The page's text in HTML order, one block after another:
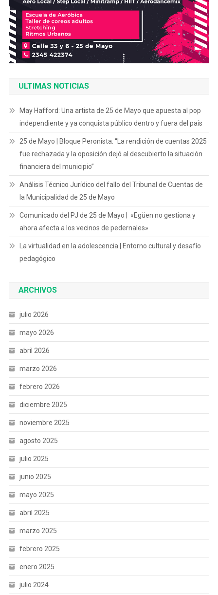
ULTIMAS NOTICIAS
May Hafford: Una artista de 25 de Mayo que apuesta al pop
independiente y ya conquista público dentro y fuera del país
25 de Mayo | Bloque Peronista: “La rendición de cuentas 2025
fue rechazada y la oposición dejó al descubierto la situación
financiera del municipio”
Análisis Técnico Jurídico del fallo del Tribunal de Cuentas de
la Municipalidad de 25 de Mayo
Comunicado del PJ de 25 de Mayo | «Egüen no gestiona y
ahora afecta a los vecinos de pedernales»
La virtualidad en la adolescencia | Entorno cultural y desafío
pedagógico
ARCHIVOS
julio 2026
mayo 2026
abril 2026
marzo 2026
febrero 2026
diciembre 2025
noviembre 2025
agosto 2025
julio 2025
junio 2025
mayo 2025
abril 2025
marzo 2025
febrero 2025
enero 2025
julio 2024